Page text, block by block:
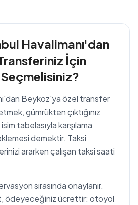
Havalimanı'dan
İçin
Beykoz'ya özel transfer
gümrükten çıktığınız
tabelasıyla karşılama
demektir. Taksi
ararken çalışan taksi saati
sırasında onaylanır.
ödeyeceğiniz ücrettir: otoyol